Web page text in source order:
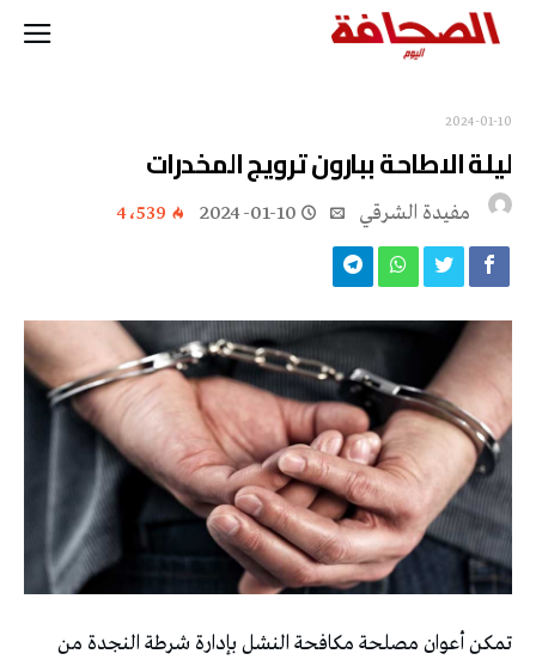
2024-01-10
ليلة الاطاحة ببارون ترويج المخدرات
مفيدة الشرقي 2024-01-10 4٬539
تمكن أعوان مصلحة مكافحة النشل بإدارة شرطة النجدة من